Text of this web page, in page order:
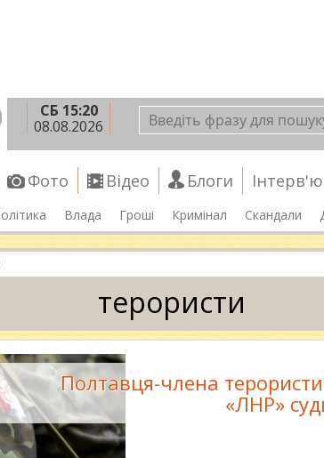
СБ 15:20
08.08.2026
Фото Відео Блоги Інтерв'ю
Влада Гроші Кримінал Скандали
терористи
Полтавця-члена
«ЛНР»